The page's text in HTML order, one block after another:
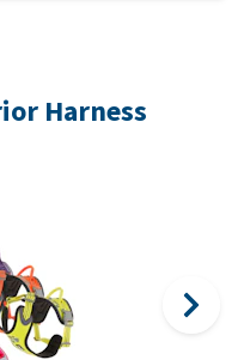
Harness